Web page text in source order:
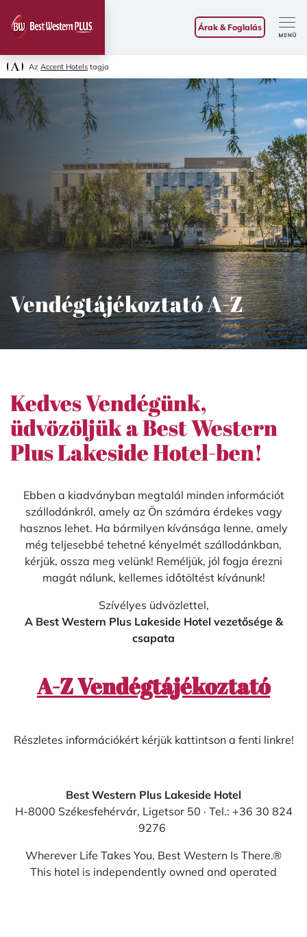
Az Accent Hotels tagja
Árak & Foglalás
Vendégtájékoztató A-Z
Kedves Vendégünk,
üdvözöljük a Best Western
Plus Lakeside Hotel-ben!
Ebben a kiadványban megtalál minden információt
szállodánkról, amely az Ön számára érdekes vagy
hasznos lehet. Ha bármilyen kívánsága lenne, amely
még teljesebbé tehetné kényelmét szállodánkban,
kérjük, ossza meg velünk! Reméljük, jól fogja érezni
magát nálunk, kellemes időtöltést kívánunk!
Szívélyes üdvözlettel,
A Best Western Plus Lakeside Hotel vezetősége &
csapata
A-Z Vendégtájékoztató
Részletes információkért kérjük kattintson a fenti linkre!
Best Western Plus Lakeside Hotel
H-8000 Székesfehérvár, Ligetsor 50 · Tel.: +36 30 824
9276
Wherever Life Takes You, Best Western Is There.®
This hotel is independently owned and operated